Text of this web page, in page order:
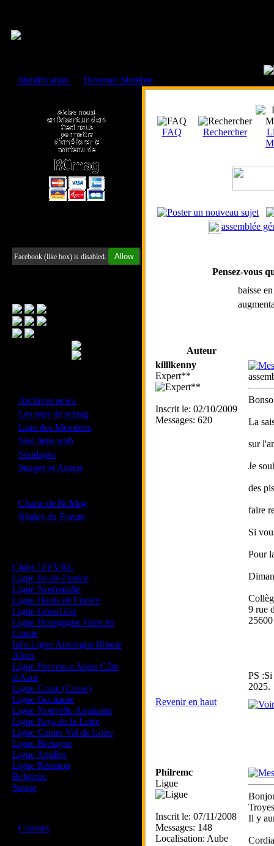
Identification
Devenez Membre
Facebook (like box) is disabled. Allow
Archives news
Les tops de rcmag
Liste des Membres
Nos liens web
Sondages
Images et Avatar
Charte de RcMag
Règles du Forum
Clubs / FFVRC
Ligue Ile-de-France
Ligue Normandie
Ligue Hauts de France
Ligue Grand Est
Ligue Bourgogne Franche
Comte
Info Ligue Auvergne Rhone
Alpes
Ligue Provence Alpes Côte
d'Azur
Ligue Corse (Corse)
Ligue Occitanie
Ligue Nouvelle Aquitaine
Ligue Pays de la Loire
Ligue Centre Val de Loire
Ligue Bretagne
Ligue Antilles
Ligue Réunion
Belgique
Suisse
Courses
FAQ Rechercher
assemblée
Pensez-vous
baisse
Auteur
killlkenny
Expert**
Inscrit le: 02/10/2009
Messages: 620
La
sur
Je
des
faire
Si
Pour
9 rue
PS
2025.
Revenir en haut
Philremc
Ligue
Inscrit le: 07/11/2008
Messages: 148
Localisation: Aube
Il y